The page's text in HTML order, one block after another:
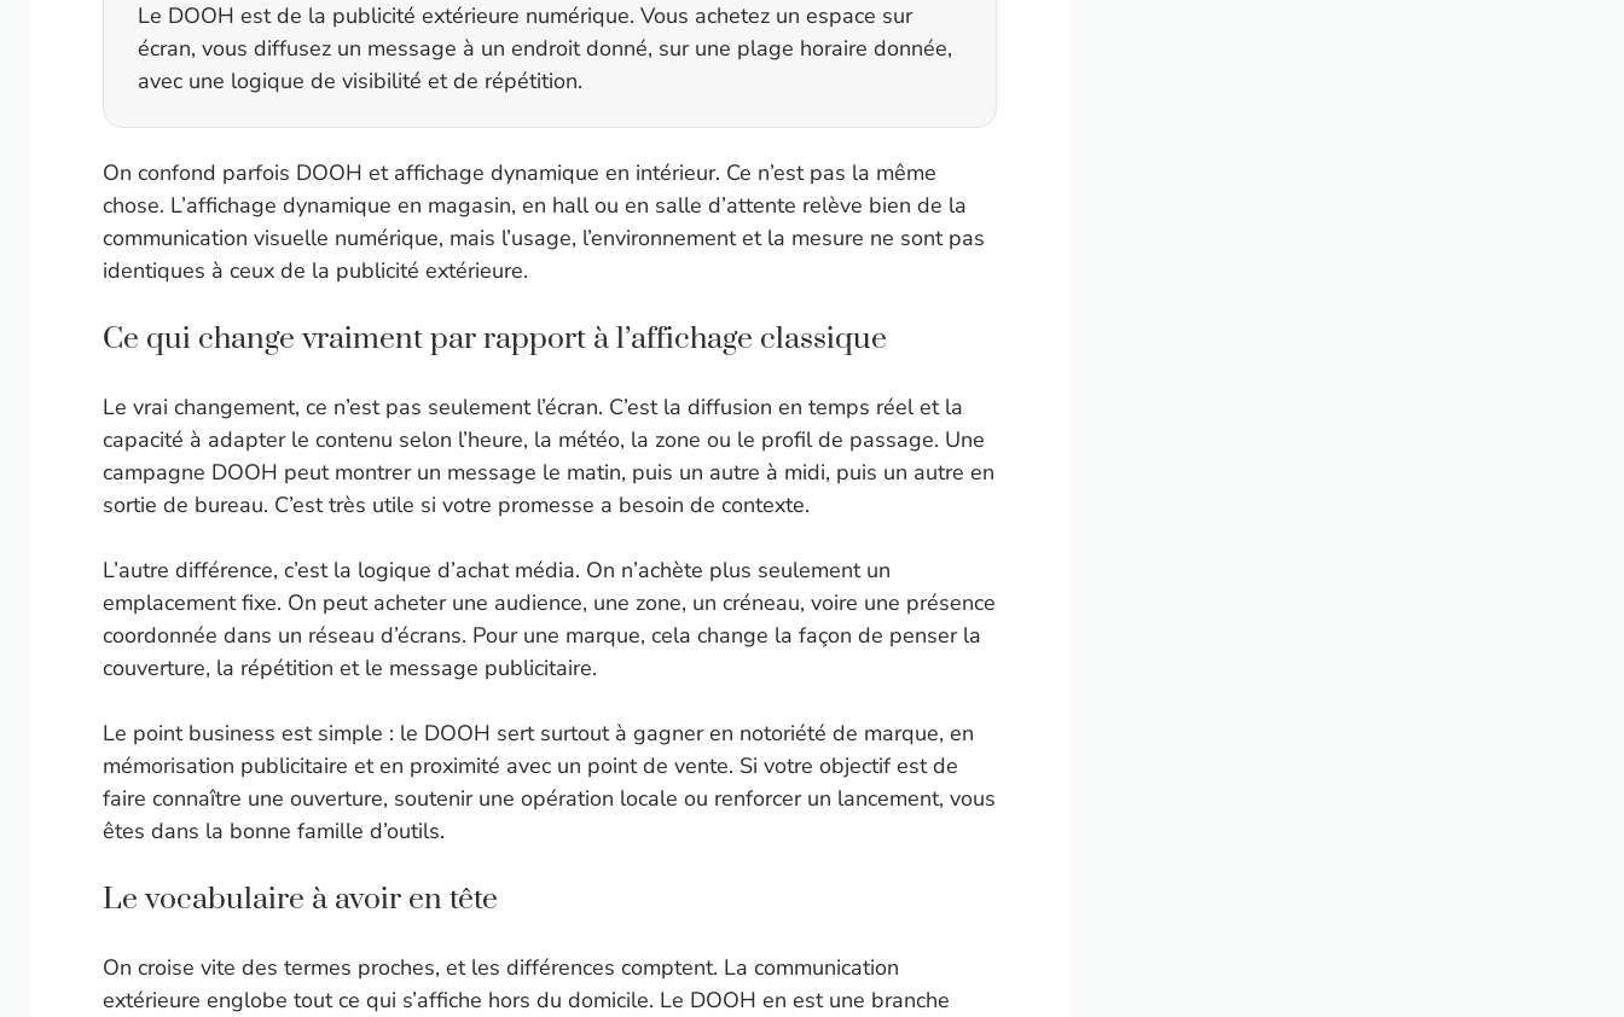
Le DOOH est de la publicité extérieure numérique. Vous achetez un espace sur
écran, vous diffusez un message à un endroit donné, sur une plage horaire donnée,
avec une logique de visibilité et de répétition.
On confond parfois DOOH et affichage dynamique en intérieur. Ce n’est pas la même
chose. L’affichage dynamique en magasin, en hall ou en salle d’attente relève bien de la
communication visuelle numérique, mais l’usage, l’environnement et la mesure ne sont pas
identiques à ceux de la publicité extérieure.
Ce qui change vraiment par rapport à l’affichage classique
Le vrai changement, ce n’est pas seulement l’écran. C’est la diffusion en temps réel et la
capacité à adapter le contenu selon l’heure, la météo, la zone ou le profil de passage. Une
campagne DOOH peut montrer un message le matin, puis un autre à midi, puis un autre en
sortie de bureau. C’est très utile si votre promesse a besoin de contexte.
L’autre différence, c’est la logique d’achat média. On n’achète plus seulement un
emplacement fixe. On peut acheter une audience, une zone, un créneau, voire une présence
coordonnée dans un réseau d’écrans. Pour une marque, cela change la façon de penser la
couverture, la répétition et le message publicitaire.
Le point business est simple : le DOOH sert surtout à gagner en notoriété de marque, en
mémorisation publicitaire et en proximité avec un point de vente. Si votre objectif est de
faire connaître une ouverture, soutenir une opération locale ou renforcer un lancement, vous
êtes dans la bonne famille d’outils.
Le vocabulaire à avoir en tête
On croise vite des termes proches, et les différences comptent. La communication
extérieure englobe tout ce qui s’affiche hors du domicile. Le DOOH en est une branche